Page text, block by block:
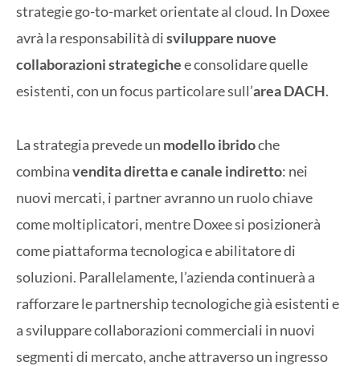
strategie go-to-market orientate al cloud. In Doxee
avrà la responsabilità disviluppare nuove
collaborazioni strategichee consolidare quelle
esistenti, con un focus particolare sull’area DACH.
La strategia prevede un modello ibridoche
combinavendita diretta e canale indiretto: nei
nuovi mercati, i partner avranno un ruolo chiave
come moltiplicatori, mentre Doxee si posizionerà
come piattaforma tecnologica e abilitatore di
soluzioni. Parallelamente, l’azienda continuerà a
rafforzare le partnership tecnologiche già esistenti e
a sviluppare collaborazioni commerciali in nuovi
segmenti di mercato, anche attraverso un ingresso